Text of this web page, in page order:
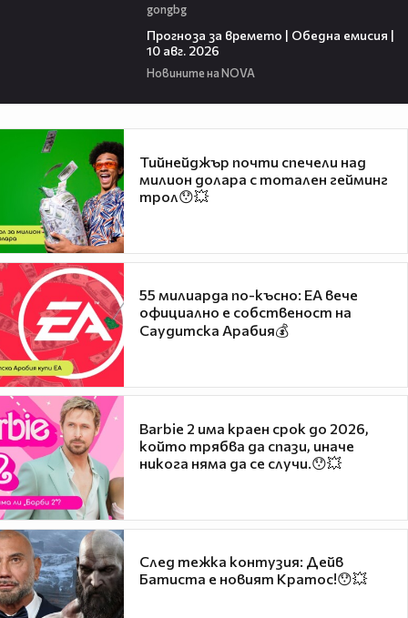
gongbg
Прогноза за времето | Обедна емисия |
10 авг. 2026
Новините на NOVA
Тийнейджър почти спечели над
милион долара с тотален гейминг
трол😯💥
55 милиарда по-късно: EA вече
официално е собственост на
Саудитска Арабия💰
Barbie 2 има краен срок до 2026,
който трябва да спази, иначе
никога няма да се случи.😯💥
След тежка контузия: Дейв
Батиста е новият Кратос!😯💥